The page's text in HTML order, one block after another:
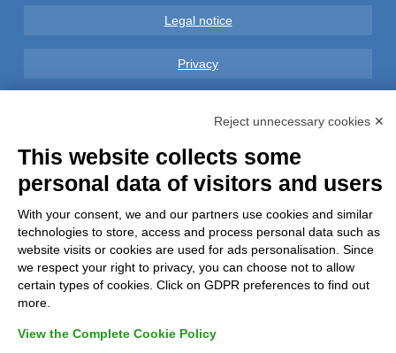
Legal notice
Privacy
Complaints
Refunds and Indemnities
Contacts
Azienda certificata UNI EN ISO 9001:2015
Reject unnecessary cookies ✕
This website collects some
personal data of visitors and users
With your consent, we and our partners use cookies and similar
technologies to store, access and process personal data such as
website visits or cookies are used for ads personalisation. Since
we respect your right to privacy, you can choose not to allow
certain types of cookies. Click on GDPR preferences to find out
more.
View the Complete Cookie Policy